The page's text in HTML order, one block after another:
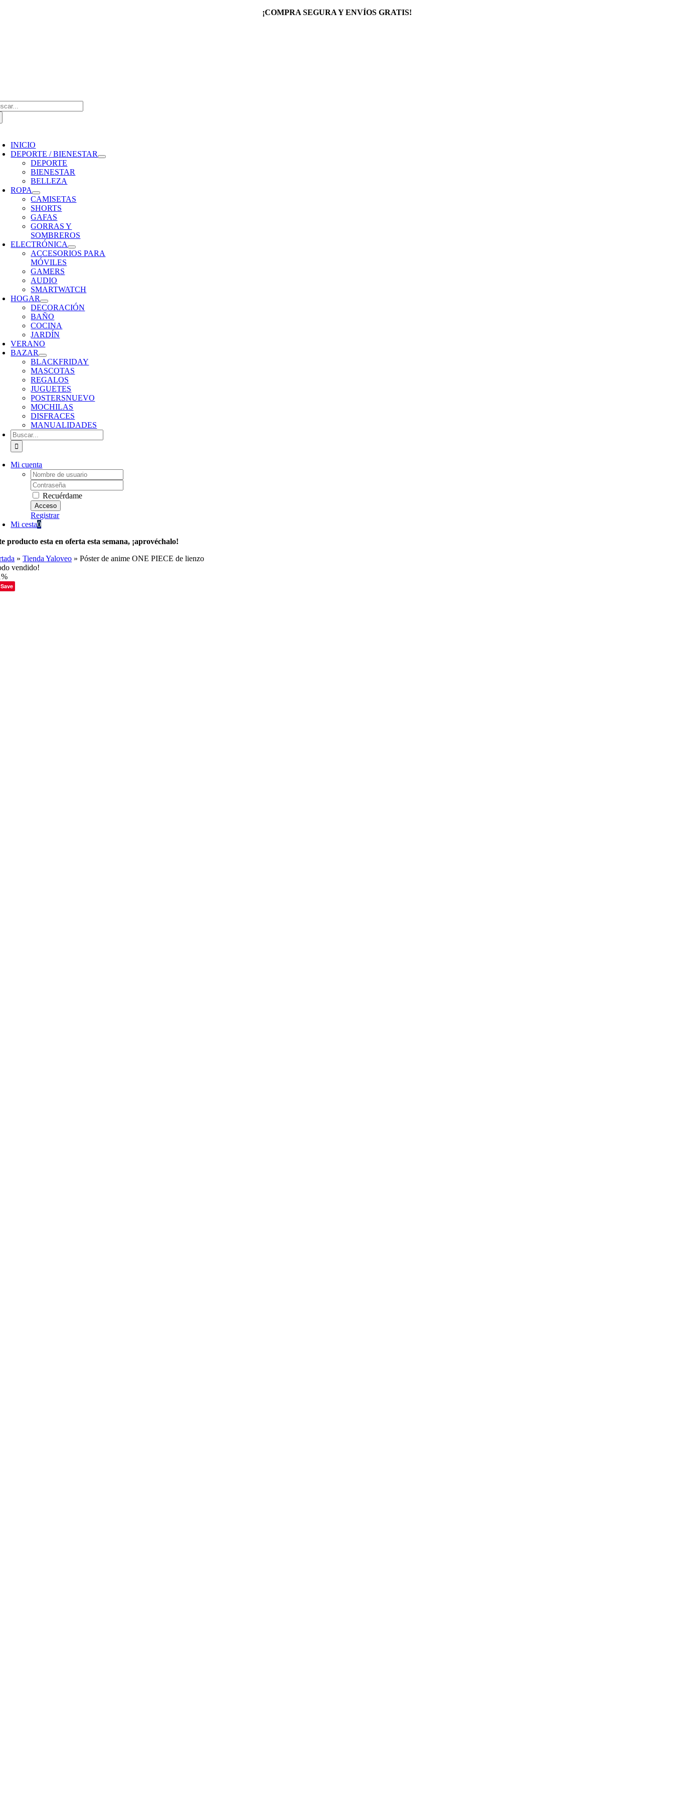
¡COMPRA SEGURA Y ENVÍOS GRATIS!
INICIO
DEPORTE / BIENESTAR
DEPORTE
BIENESTAR
BELLEZA
ROPA
CAMISETAS
SHORTS
GAFAS
GORRAS Y
SOMBREROS
ELECTRÓNICA
ACCESORIOS PARA
MÓVILES
GAMERS
AUDIO
SMARTWATCH
HOGAR
DECORACIÓN
BAÑO
COCINA
JARDÍN
VERANO
BAZAR
BLACKFRIDAY
MASCOTAS
REGALOS
JUGUETES
POSTERSNUEVO
MOCHILAS
DISFRACES
MANUALIDADES
Buscar:
Mi cuenta
Username:
Password:
Recuérdame
Registrar
Mi cesta0
producto esta en oferta esta semana, ¡aprovéchalo!
»Tienda Yaloveo »Póster de anime ONE PIECE de lienzo
vendido!
Save